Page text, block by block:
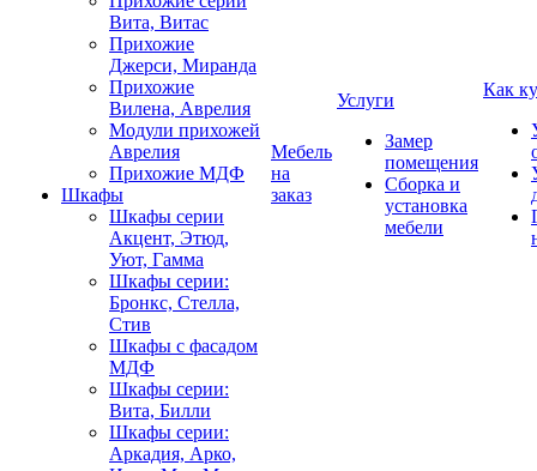
Вита, Витас
Прихожие
Джерси, Миранда
Прихожие
Вилена, Аврелия
Модули прихожей
Аврелия
Прихожие МДФ
Шкафы
Шкафы серии
Акцент, Этюд,
Уют, Гамма
Шкафы серии:
Бронкс, Стелла,
Стив
Шкафы с фасадом
МДФ
Шкафы серии:
Вита, Билли
Шкафы серии:
Аркадия, Арко,
Мебель
на
заказ
Услуги
Замер
помещения
Сборка и
установка
мебели
Как